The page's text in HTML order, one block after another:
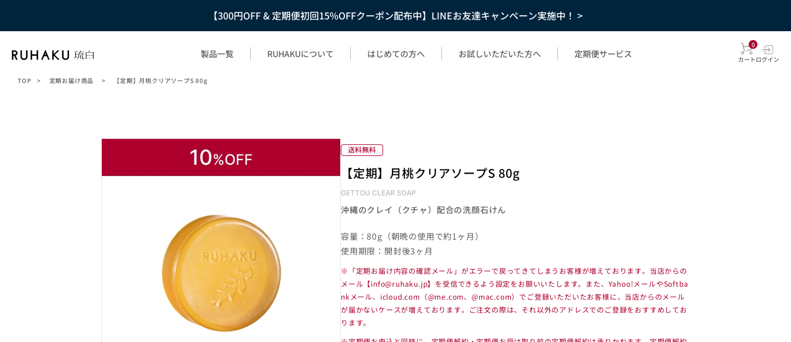
【300円OFF & 定期便初回15%OFFクーポン配布中】LINEお友達キャンペーン実施中！ >
製品一覧 RUHAKUについて はじめての方へ お試しいただいた方へ 定期便サービス
0
カートログイン
TOP > 定期お届け商品 > 【定期】月桃クリアソープS 80g
【定期】月桃クリアソープS 80g
GETTOU CLEAR SOAP
沖縄のクレイ（クチャ）配合の洗顔石けん
容量：80g（朝晩の使用で約1ヶ月）
使用期限：開封後3ヶ月
※「定期お届け内容の確認メール」がエラーで戻ってきてしまうお客様が増えております。当店からの
メール【info@ruhaku.jp】を受信できるよう設定をお願いいたします。また、Yahoo!メールやSoftba
nkメール、icloud.com（@me.com、@mac.com）でご登録いただいたお客様に、当店からのメール
が届かないケースが増えております。ご注文の際は、それ以外のアドレスでのご登録をおすすめしてお
ります。